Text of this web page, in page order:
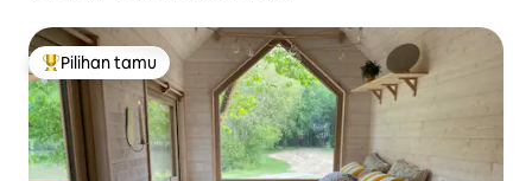
Pilihan tamu terpopuler
Pilihan tamu